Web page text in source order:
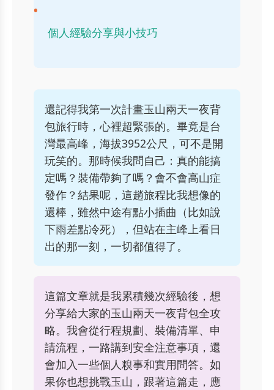
個人經驗分享與小技巧
還記得我第一次計畫玉山兩天一夜背
包旅行時，心裡超緊張的。畢竟是台
灣最高峰，海拔3952公尺，可不是開
玩笑的。那時候我問自己：真的能搞
定嗎？裝備帶夠了嗎？會不會高山症
發作？結果呢，這趟旅程比我想像的
還棒，雖然中途有點小插曲（比如說
下雨差點冷死），但站在主峰上看日
出的那一刻，一切都值得了。
這篇文章就是我累積幾次經驗後，想
分享給大家的玉山兩天一夜背包全攻
略。我會從行程規劃、裝備清單、申
請流程，一路講到安全注意事項，還
會加入一些個人糗事和實用問答。如
果你也想挑戰玉山，跟著這篇走，應